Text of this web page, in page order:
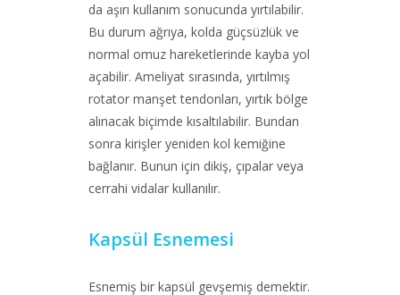
da aşırı kullanım sonucunda yırtılabilir.
Bu durum ağrıya, kolda güçsüzlük ve
normal omuz hareketlerinde kayba yol
açabilir. Ameliyat sırasında, yırtılmış
rotator manşet tendonları, yırtık bölge
alınacak biçimde kısaltılabilir. Bundan
sonra kirişler yeniden kol kemiğine
bağlanır. Bunun için dikiş, çıpalar veya
cerrahi vidalar kullanılır.
Kapsül Esnemesi
Esnemiş bir kapsül gevşemiş demektir.